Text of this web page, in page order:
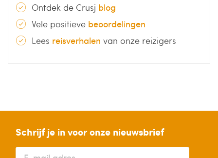
Ontdek de Crusj blog
Vele positieve beoordelingen
Lees reisverhalen van onze reizigers
Schrijf je in voor onze nieuwsbrief